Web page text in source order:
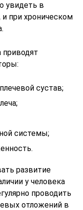
увидеть в
при хроническом
приводят
сустав;
системы;
развитие
у человека
проводить
отложений в